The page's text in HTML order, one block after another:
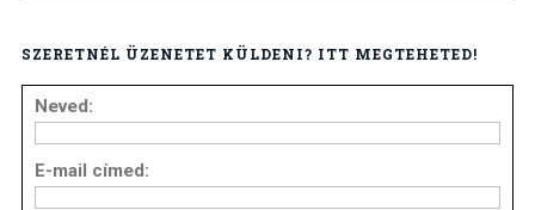
SZERETNÉL ÜZENETET KÜLDENI? ITT MEGTEHETED!
Neved:
E-mail címed: